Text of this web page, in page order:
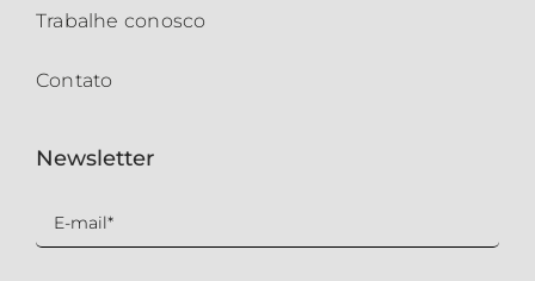
Trabalhe conosco
Contato
Newsletter